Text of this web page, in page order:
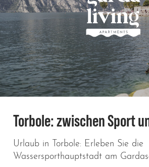
Torbole: zwischen Sport
Urlaub in Torbole: Erleben Sie die
Wassersporthauptstadt am